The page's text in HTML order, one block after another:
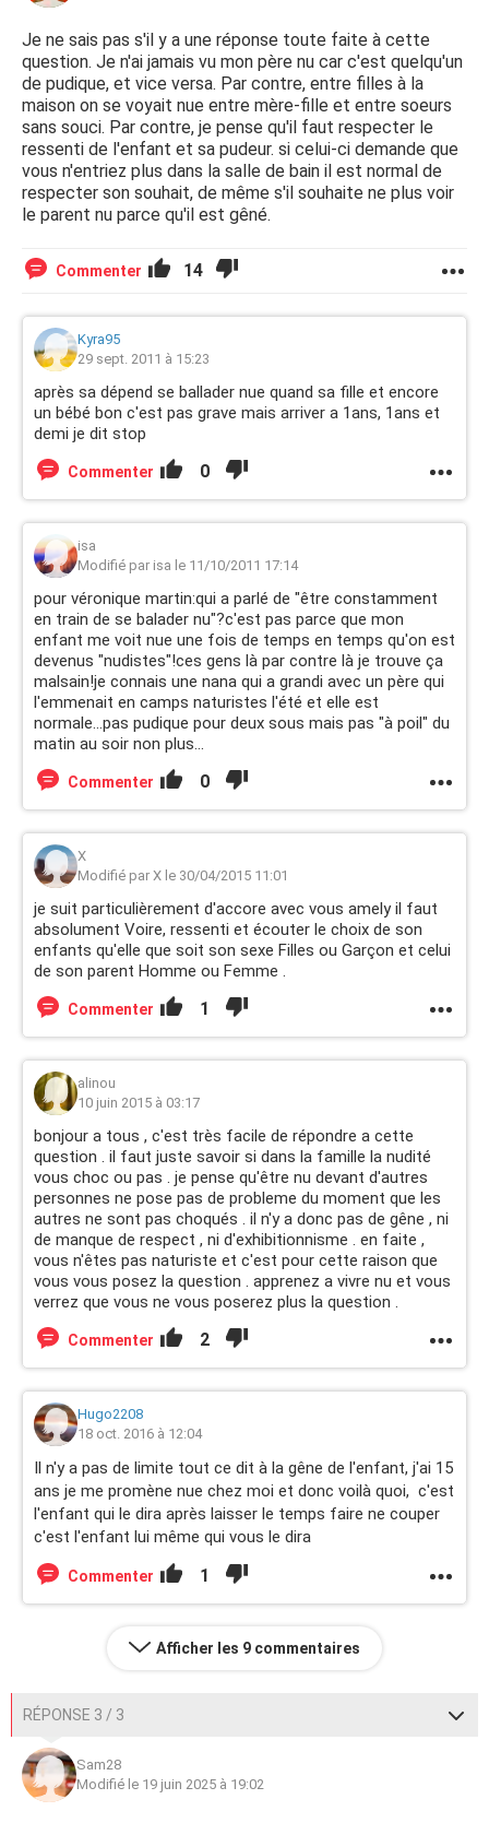
Je ne sais pas s'il y a une réponse toute faite à cette
question. Je n'ai jamais vu mon père nu car c'est quelqu'un
de pudique, et vice versa. Par contre, entre filles à la
maison on se voyait nue entre mère-fille et entre soeurs
sans souci. Par contre, je pense qu'il faut respecter le
ressenti de l'enfant et sa pudeur. si celui-ci demande que
vous n'entriez plus dans la salle de bain il est normal de
respecter son souhait, de même s'il souhaite ne plus voir
le parent nu parce qu'il est gêné.
Commenter 14
Kyra95
29 sept. 2011 à 15:23
après sa dépend se ballader nue quand sa fille et encore
un bébé bon c'est pas grave mais arriver a 1ans, 1ans et
demi je dit stop
Commenter 0
isa
Modifié par isa le 11/10/2011 17:14
pour véronique martin:qui a parlé de "être constamment
en train de se balader nu"?c'est pas parce que mon
enfant me voit nue une fois de temps en temps qu'on est
devenus "nudistes"!ces gens là par contre là je trouve ça
malsain!je connais une nana qui a grandi avec un père qui
l'emmenait en camps naturistes l'été et elle est
normale...pas pudique pour deux sous mais pas "à poil" du
matin au soir non plus...
Commenter 0
X
Modifié par X le 30/04/2015 11:01
je suit particulièrement d'accore avec vous amely il faut
absolument Voire, ressenti et écouter le choix de son
enfants qu'elle que soit son sexe Filles ou Garçon et celui
de son parent Homme ou Femme .
Commenter 1
alinou
10 juin 2015 à 03:17
bonjour a tous , c'est très facile de répondre a cette
question . il faut juste savoir si dans la famille la nudité
vous choc ou pas . je pense qu'être nu devant d'autres
personnes ne pose pas de probleme du moment que les
autres ne sont pas choqués . il n'y a donc pas de gêne , ni
de manque de respect , ni d'exhibitionnisme . en faite ,
vous n'êtes pas naturiste et c'est pour cette raison que
vous vous posez la question . apprenez a vivre nu et vous
verrez que vous ne vous poserez plus la question .
Commenter 2
Hugo2208
18 oct. 2016 à 12:04
Il n'y a pas de limite tout ce dit à la gêne de l'enfant, j'ai 15
ans je me promène nue chez moi et donc voilà quoi, c'est
l'enfant qui le dira après laisser le temps faire ne couper
c'est l'enfant lui même qui vous le dira
Commenter 1
Afficher les 9 commentaires
RÉPONSE 3 / 3
Sam28
Modifié le 19 juin 2025 à 19:02